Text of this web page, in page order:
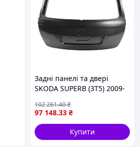
Заднi панелi та дверi
SKODA SUPERB (3T5) 2009-
97 148.33 ₴
102 261.40₴
Купити